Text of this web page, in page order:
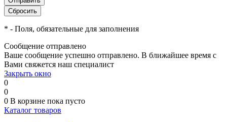
* - Поля, обязательные для заполнения
Сообщение отправлено
Ваше сообщение успешно отправлено. В ближайшее время с
Вами свяжется наш специалист
Закрыть окно
0
0
0 В корзине пока пусто
Каталог товаров